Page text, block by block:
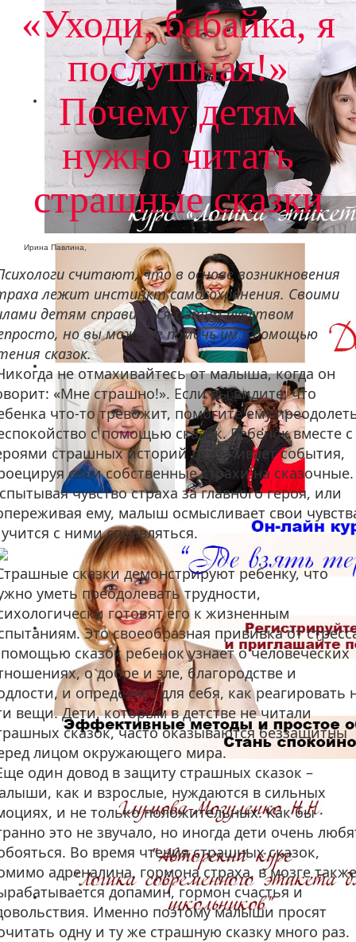
link
«Уходи, бабайка, я
послушная!»
Почему детям
нужно читать
страшные сказки
Ирина Павлина,
считают, что в основе возникновения
лежит инстинкт самосохранения. Своими
детям справиться с этим чувством
но вы можете помочь им с помощью
сказок.
не отмахивайтесь от малыша, когда он
«Мне страшно!». Если вы видите, что
что-то тревожит, помогите ему
с помощью сказок. Ребенок вместе с
страшных историй переживает события,
свои собственные страхи на сказочные.
чувство страха за главного героя, или
ему, малыш осмысливает свои
с ними справляться.
сказки демонстрируют ребенку, что
уметь преодолевать трудности,
готовят его к жизненным
Это своеобразная прививка от
сказок ребенок узнает о человеческих
о добре и зле, благородстве и
и определяет для себя, как реагировать
вещи. Дети, которым в детстве не читали
сказок, часто оказываются беззащитны
лицом окружающего мира.
один довод в защиту страшных сказок –
как и взрослые, нуждаются в сильных
и не только положительных. Как бы
это не звучало, но иногда дети очень
Во время чтения страшных сказок,
адреналина, гормона страха, в мозге также
допамин, гормон счастья и
Именно поэтому малыши просят
одну и ту же страшную сказку много раз.